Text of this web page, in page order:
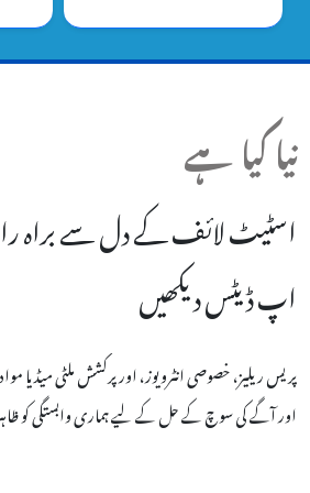
نیا کیا ہے
اسٹیٹ لائف کے دل سے براہ
اپ ڈیٹس دیکھیں
پریس ریلیز، خصوصی انٹرویوز، اور پرکشش ملٹی میڈیا
اور آگے کی سوچ کے حل کے لیے ہماری وابستگی کو